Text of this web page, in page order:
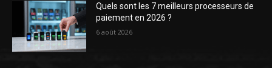
Quels sont les 7 meilleurs processeurs de
paiement en 2026 ?
6 août 2026